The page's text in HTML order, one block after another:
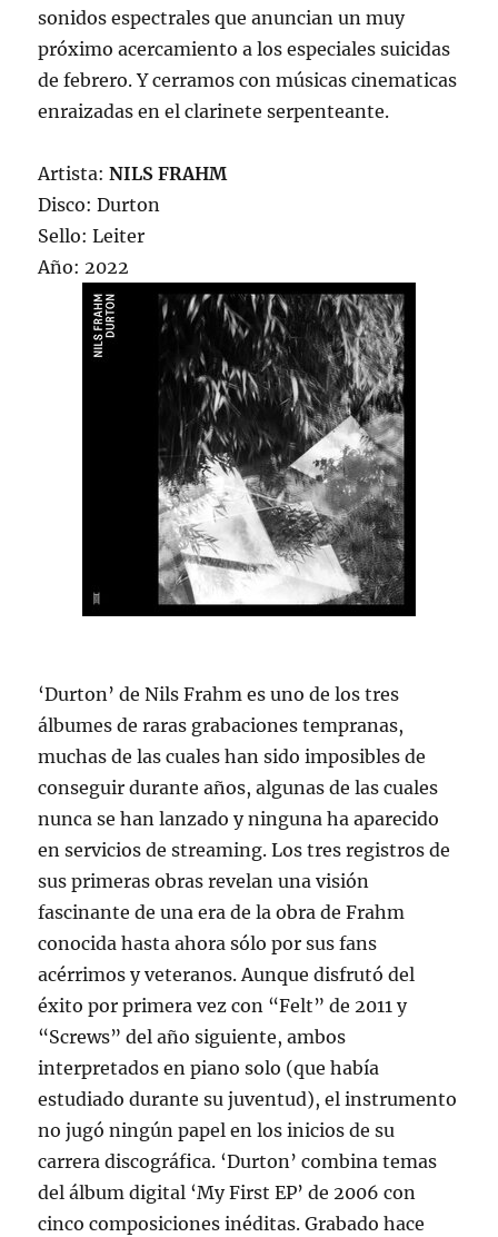
sonidos espectrales que anuncian un muy
próximo acercamiento a los especiales suicidas
de febrero. Y cerramos con músicas cinematicas
enraizadas en el clarinete serpenteante.
Artista:NILS FRAHM
Disco: Durton
Sello: Leiter
Año: 2022
‘Durton’ de Nils Frahm es uno de los tres
álbumes de raras grabaciones tempranas,
muchas de las cuales han sido imposibles de
conseguir durante años, algunas de las cuales
nunca se han lanzado y ninguna ha aparecido
en servicios de streaming. Los tres registros de
sus primeras obras revelan una visión
fascinante de una era de la obra de Frahm
conocida hasta ahora sólo por sus fans
acérrimos y veteranos. Aunque disfrutó del
éxito por primera vez con “Felt” de 2011 y
“Screws” del año siguiente, ambos
interpretados en piano solo (que había
estudiado durante su juventud), el instrumento
no jugó ningún papel en los inicios de su
carrera discográfica. ‘Durton’ combina temas
del álbum digital ‘My First EP’ de 2006 con
cinco composiciones inéditas. Grabado hace